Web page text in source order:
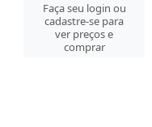
Faça seu login ou
cadastre-se para
ver preços e
comprar